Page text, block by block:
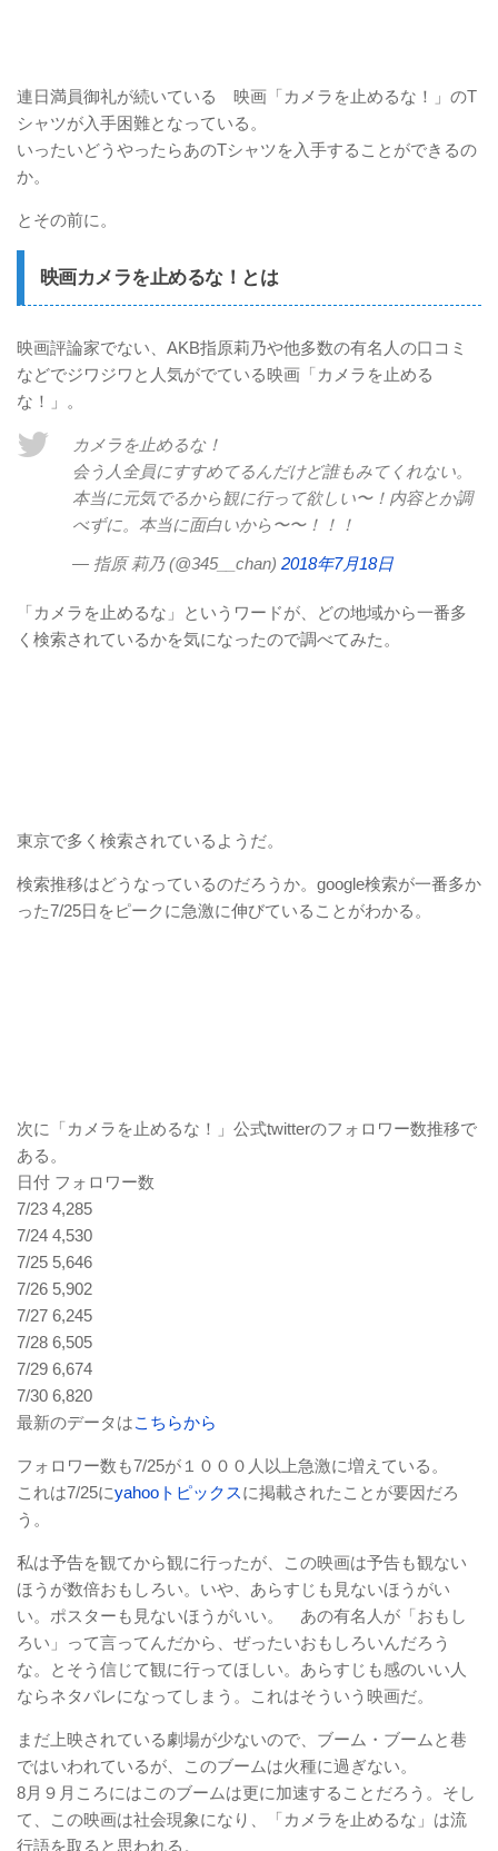
連日満員御礼が続いている 映画「カメラを止めるな！」のT
シャツが入手困難となっている。
いったいどうやったらあのTシャツを入手することができるの
か。
とその前に。
映画カメラを止めるな！とは
映画評論家でない、AKB指原莉乃や他多数の有名人の口コミ
などでジワジワと人気がでている映画「カメラを止める
な！」。
カメラを止めるな！
会う人全員にすすめてるんだけど誰もみてくれない。
本当に元気でるから観に行って欲しい〜！内容とか調
べずに。本当に面白いから〜〜！！！
— 指原 莉乃 (@345__chan) 2018年7月18日
「カメラを止めるな」というワードが、どの地域から一番多
く検索されているかを気になったので調べてみた。
東京で多く検索されているようだ。
検索推移はどうなっているのだろうか。google検索が一番多か
った7/25日をピークに急激に伸びていることがわかる。
次に「カメラを止めるな！」公式twitterのフォロワー数推移で
ある。
日付 フォロワー数
7/23 4,285
7/24 4,530
7/25 5,646
7/26 5,902
7/27 6,245
7/28 6,505
7/29 6,674
7/30 6,820
最新のデータはこちらから
フォロワー数も7/25が１０００人以上急激に増えている。
これは7/25にyahooトピックスに掲載されたことが要因だろ
う。
私は予告を観てから観に行ったが、この映画は予告も観ない
ほうが数倍おもしろい。いや、あらすじも見ないほうがい
い。ポスターも見ないほうがいい。 あの有名人が「おもし
ろい」って言ってんだから、ぜったいおもしろいんだろう
な。とそう信じて観に行ってほしい。あらすじも感のいい人
ならネタバレになってしまう。これはそういう映画だ。
まだ上映されている劇場が少ないので、ブーム・ブームと巷
ではいわれているが、このブームは火種に過ぎない。
8月９月ころにはこのブームは更に加速することだろう。そし
て、この映画は社会現象になり、「カメラを止めるな」は流
行語を取ると思われる。